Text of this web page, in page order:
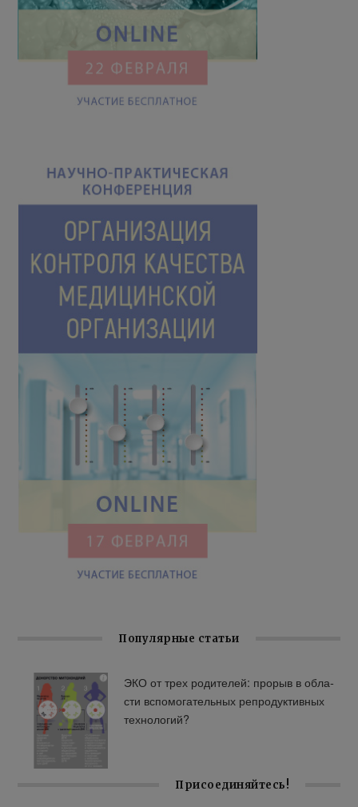
Популярные статьи
ЭКО от трех ро­ди­те­лей: про­рыв в об­ла­
сти вспо­мо­га­тель­ных ре­про­дук­тив­ных
тех­но­ло­гий?
Присоединяйтесь!